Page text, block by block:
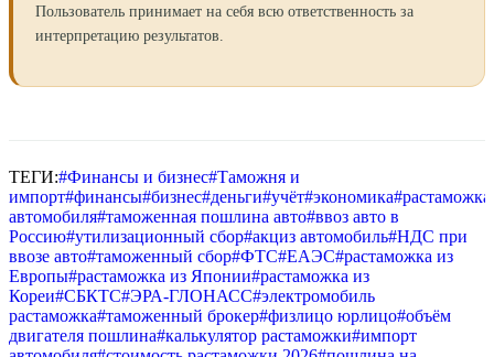
Пользователь принимает на себя всю ответственность за
интерпретацию результатов.
ТЕГИ:#Финансы и бизнес#Таможня и
импорт#финансы#бизнес#деньги#учёт#экономика#растаможка
автомобиля#таможенная пошлина авто#ввоз авто в
Россию#утилизационный сбор#акциз автомобиль#НДС при
ввозе авто#таможенный сбор#ФТС#ЕАЭС#растаможка из
Европы#растаможка из Японии#растаможка из
Кореи#СБКТС#ЭРА-ГЛОНАСС#электромобиль
растаможка#таможенный брокер#физлицо юрлицо#объём
двигателя пошлина#калькулятор растаможки#импорт